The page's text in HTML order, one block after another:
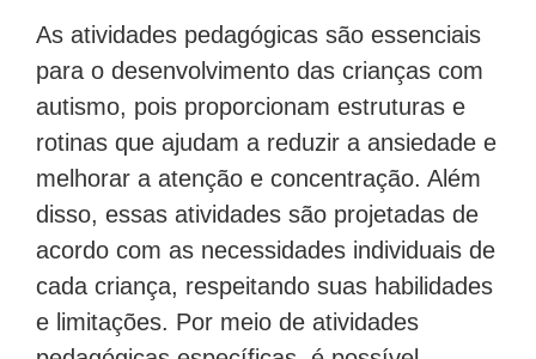
As atividades pedagógicas são essenciais
para o desenvolvimento das crianças com
autismo, pois proporcionam estruturas e
rotinas que ajudam a reduzir a ansiedade e
melhorar a atenção e concentração. Além
disso, essas atividades são projetadas de
acordo com as necessidades individuais de
cada criança, respeitando suas habilidades
e limitações. Por meio de atividades